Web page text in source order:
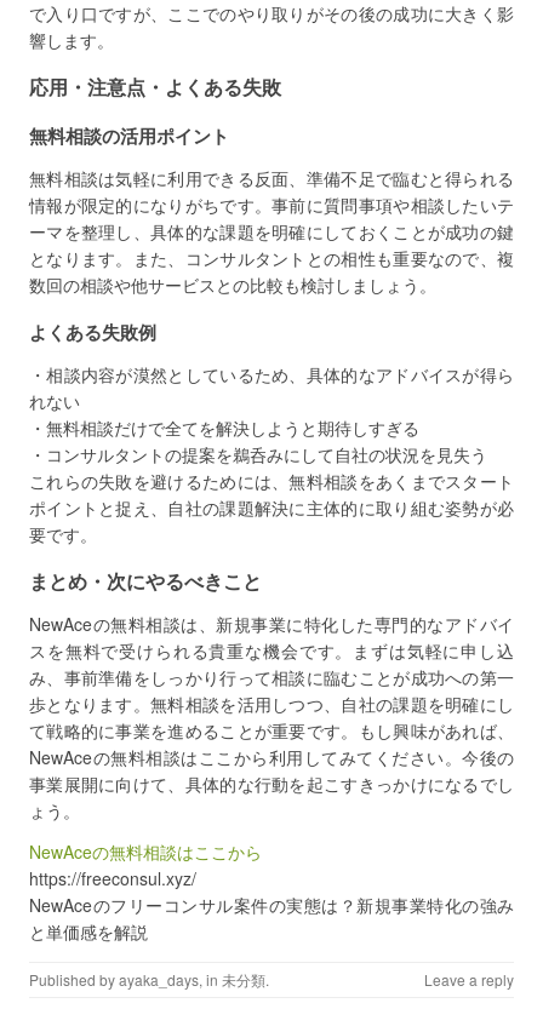
で入り口ですが、ここでのやり取りがその後の成功に大きく影
響します。
応用・注意点・よくある失敗
無料相談の活用ポイント
無料相談は気軽に利用できる反面、準備不足で臨むと得られる
情報が限定的になりがちです。事前に質問事項や相談したいテ
ーマを整理し、具体的な課題を明確にしておくことが成功の鍵
となります。また、コンサルタントとの相性も重要なので、複
数回の相談や他サービスとの比較も検討しましょう。
よくある失敗例
・相談内容が漠然としているため、具体的なアドバイスが得ら
れない
・無料相談だけで全てを解決しようと期待しすぎる
・コンサルタントの提案を鵜呑みにして自社の状況を見失う
これらの失敗を避けるためには、無料相談をあくまでスタート
ポイントと捉え、自社の課題解決に主体的に取り組む姿勢が必
要です。
まとめ・次にやるべきこと
NewAceの無料相談は、新規事業に特化した専門的なアドバイ
スを無料で受けられる貴重な機会です。まずは気軽に申し込
み、事前準備をしっかり行って相談に臨むことが成功への第一
歩となります。無料相談を活用しつつ、自社の課題を明確にし
て戦略的に事業を進めることが重要です。もし興味があれば、
NewAceの無料相談はここから利用してみてください。今後の
事業展開に向けて、具体的な行動を起こすきっかけになるでし
ょう。
NewAceの無料相談はここから
https://freeconsul.xyz/
NewAceのフリーコンサル案件の実態は？新規事業特化の強み
と単価感を解説
Published byayaka_days, in 未分類. Leave a reply